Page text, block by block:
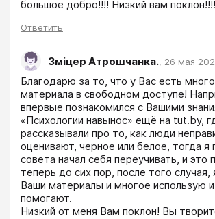
большое добро!!!! Низкий вам
Ответить
Зміцер Атрошчанка., 26 мая
Благодарю за то, что у Вас есть
материала в свободном доступе!
впервые познакомился с Вашими
«Психологии навынос» ещё на tut.by,
рассказывали про то, как люди
оценивают, черное или белое, тогда я
совета начал себя переучивать, и это
теперь до сих пор, после того
Ваши материалы и многое использую
помогают.
Низкий от меня Вам поклон! Вы